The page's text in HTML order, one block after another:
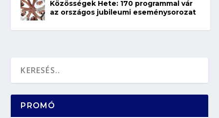
Közösségek Hete: 170 programmal vár
az országos jubileumi eseménysorozat
PROMÓ